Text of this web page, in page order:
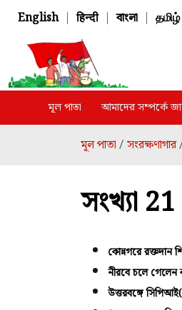
English | हिन्दी | বাংলা | தமிழ்
মূল পাতা আমাদের সম্পর্কে
মূল পাতা / সংরক্ষণাগার
সংখ্যা
কোন্নগরে রক্তদান
নীরবে চলে গেলেন
উত্তরবঙ্গে